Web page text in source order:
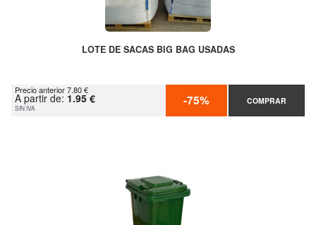
LOTE DE SACAS BIG BAG USADAS
Precio anterior 7.80 €
A partir de: 1.95 €
SIN IVA -75% COMPRAR